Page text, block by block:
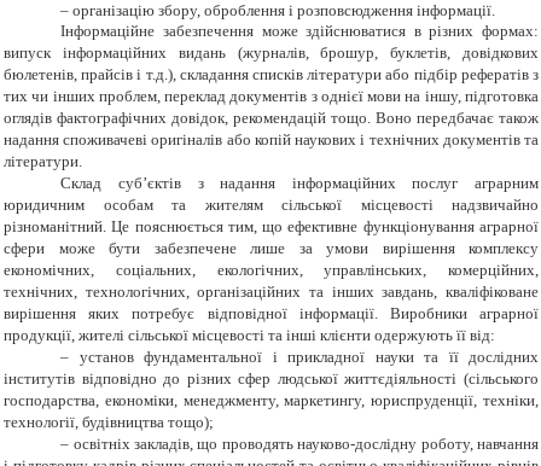
– організацію збору, оброблення і розповсюдження інформації.
Інформаційне забезпечення може здійснюватися в різних формах:
випуск інформаційних видань (журналів, брошур, буклетів, довідкових
бюлетенів, прайсів і т.д.), складання списків літератури або підбір рефератів з
тих чи інших проблем, переклад документів з однієї мови на іншу, підготовка
оглядів фактографічних довідок, рекомендацій тощо. Воно передбачає також
надання споживачеві оригіналів або копій наукових і технічних документів та
літератури.
Склад суб’єктів з надання інформаційних послуг аграрним
юридичним особам та жителям сільської місцевості надзвичайно
різноманітний. Це пояснюється тим, що ефективне функціонування аграрної
сфери може бути забезпечене лише за умови вирішення комплексу
економічних, соціальних, екологічних, управлінських, комерційних,
технічних, технологічних, організаційних та інших завдань, кваліфіковане
вирішення яких потребує відповідної інформації. Виробники аграрної
продукції, жителі сільської місцевості та інші клієнти одержують її від:
– установфундаментальної і прикладної науки та її дослідних
інститутів відповідно до різних сфер людської життєдіяльності (сільського
господарства, економіки, менеджменту, маркетингу, юриспруденції, техніки,
технології, будівництва тощо);
– освітніх закладів, що проводять науково-дослідну роботу, навчання